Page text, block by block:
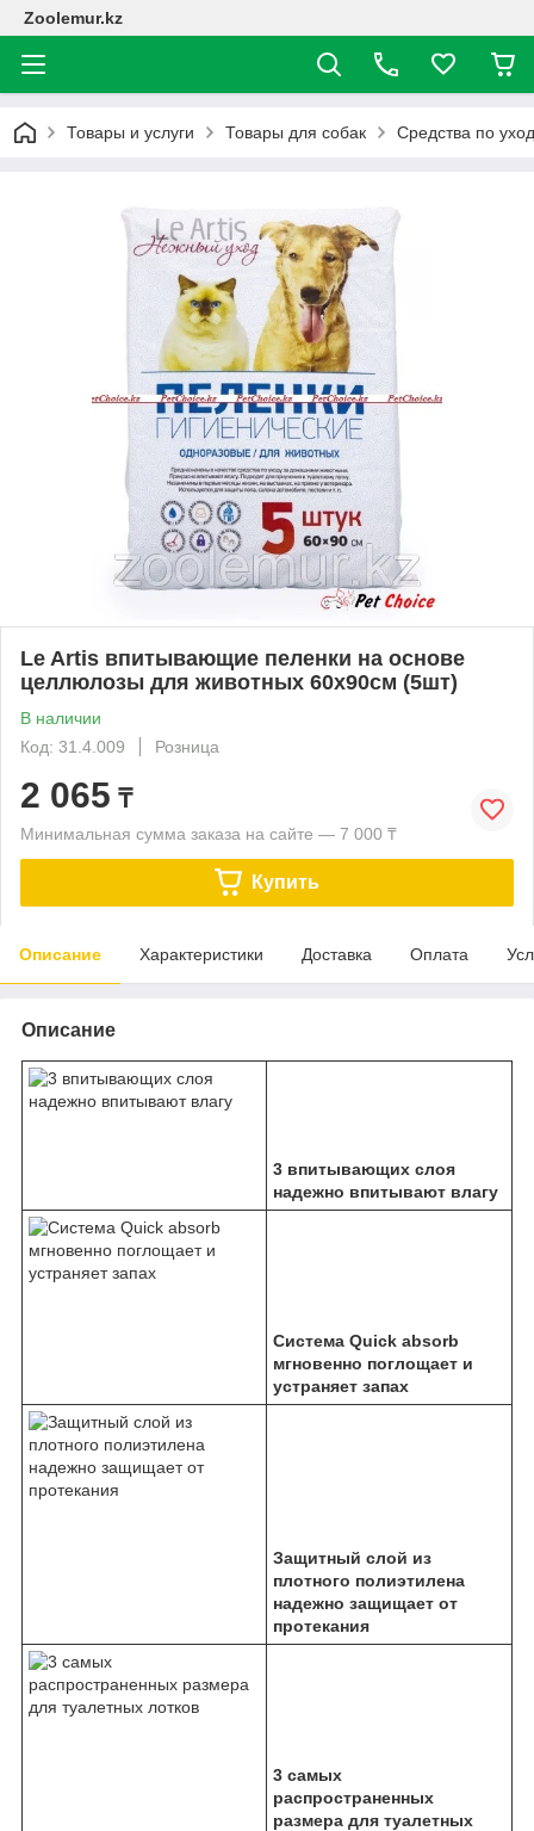
Zoolemur.kz
Товары и услуги Товары для собак Средства по
Le Artis впитывающие пеленки на основе
целлюлозы для животных 60х90см (5шт)
В наличии
Код: 31.4.009
Розница
2 065 ₸
Минимальная сумма заказа на сайте — 7 000 ₸
Купить
Описание Характеристики Доставка Оплата
Описание
3 впитывающих слоя
надежно впитывают влагу
Система Quick absorb
мгновенно поглощает и
устраняет запах
Защитный слой из
плотного полиэтилена
надежно защищает от
протекания
3 самых
распространенных
размера для туалетных